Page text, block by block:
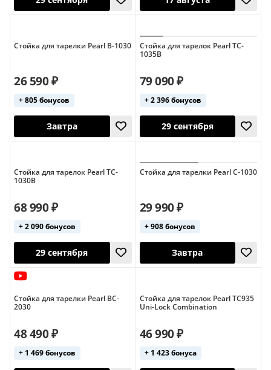
29 сентября 17 августа
Стойка для тарелки Pearl B-1030
26 590 ₽
+ 805 бонусов
Завтра
Стойка для тарелок Pearl TC-
1035B
79 090 ₽
+ 2 396 бонусов
29 сентября
Стойка для тарелок Pearl TC-
1030B
68 990 ₽
+ 2 090 бонусов
Стойка для тарелки Pearl C-1030
29 990 ₽
+ 908 бонусов
Стойка для тарелки Pearl BC-
2030
48 490 ₽
+ 1 469 бонусов
Стойка для тарелок Pearl TC935
Uni-Lock Combination
46 990 ₽
+ 1 423 бонуса